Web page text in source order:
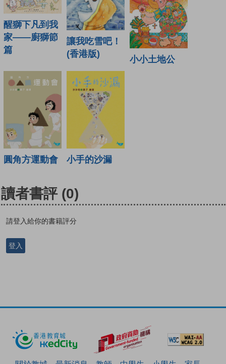
醒獅下凡到我
家——廚獅節
篇
讓我吃雪吧！
(香港版)
小小土地公
圓角方運動會 小手的沙漏
讀者書評 (0)
請登入給你的書籍評分
登入